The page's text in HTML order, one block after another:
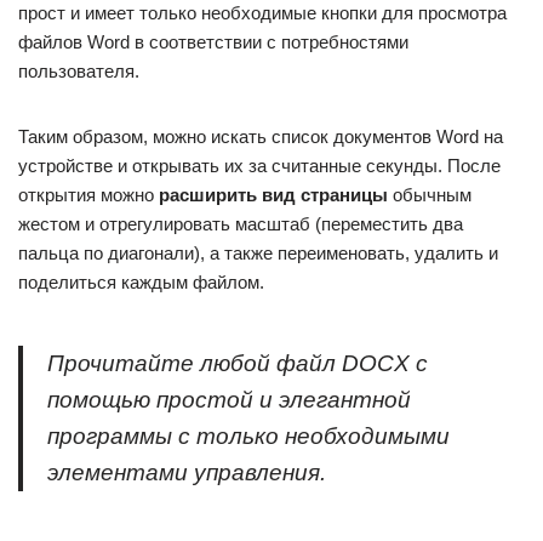
прост и имеет только необходимые кнопки для просмотра
файлов Word в соответствии с потребностями
пользователя.
Таким образом, можно искать список документов Word на
устройстве и открывать их за считанные секунды. После
открытия можно расширить вид страницы обычным
жестом и отрегулировать масштаб (переместить два
пальца по диагонали), а также переименовать, удалить и
поделиться каждым файлом.
Прочитайте любой файл DOCX с
помощью простой и элегантной
программы с только необходимыми
элементами управления.